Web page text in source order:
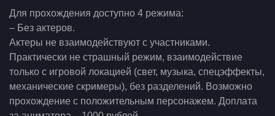
Для прохождения доступно 4 режима:
– Без актеров.
Актеры не взаимодействуют с участниками.
Практически не страшный режим, взаимодействие
только с игровой локацией (свет, музыка, спецэффекты,
механические скримеры), без разделений. Возможно
прохождение с положительным персонажем. Доплата